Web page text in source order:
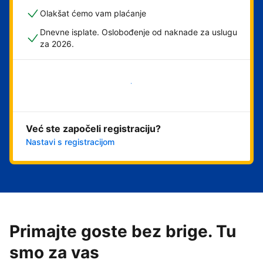
Olakšat ćemo vam plaćanje
Dnevne isplate. Oslobođenje od naknade za uslugu
za 2026.
Započni odmah
Već ste započeli registraciju?
Nastavi s registracijom
Primajte goste bez brige. Tu
smo za vas